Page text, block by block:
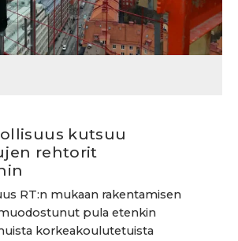
kutsuu
rehtorit
RT:n mukaan rakentamisen
pula etenkin
korkeakoulutetuista